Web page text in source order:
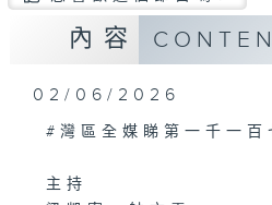
內容
02/06/2026
#灣區全媒睇第一千一百
主持